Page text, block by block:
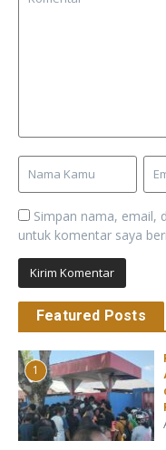
Simpan nama, email,
untuk komentar saya
Featured Posts
1